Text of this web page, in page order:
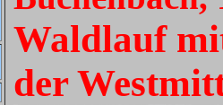
Waldlauf
der